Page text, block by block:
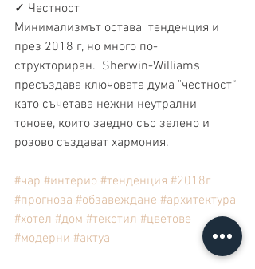
✓ Честност
Минимализмът остава  тенденция и
през 2018 г, но много по-
структориран.  Sherwin-Williams
пресъздава ключовата дума "честност“
като съчетава нежни неутрални
тонове, които заедно със зелено и
розово създават хармония.
#чар #интерио #тенденция #2018г
#прогноза #обзавеждане #архитектура
#хотел #дом #текстил #цветове
#модерни #актуа